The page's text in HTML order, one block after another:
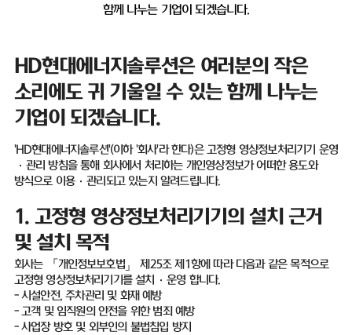
함께 나누는 기업이 되겠습니다.
HD현대에너지솔루션은 여러분의 작은
소리에도 귀 기울일 수 있는 함께 나누는
기업이 되겠습니다.
'HD현대에너지솔루션'(이하'회사'라 한다)은 고정형 영상정보처리기기 운영
· 관리 방침을 통해 회사에서 처리하는 개인영상정보가 어떠한 용도와
방식으로 이용·관리되고 있는지 알려드립니다.
1. 고정형 영상정보처리기기의 설치 근거
및 설치 목적
회사는 「개인정보보호법」 제 25조 제 1항에 따라 다음과 같은 목적으로
고정형 영상정보처리기기를 설치
· 운영 합니다.
-시설안전,주차관리 및 화재 예방
-고객 및 임직원의 안전을 위한 범죄 예방
-사업장 방호 및 외부인의 불법침입 방지